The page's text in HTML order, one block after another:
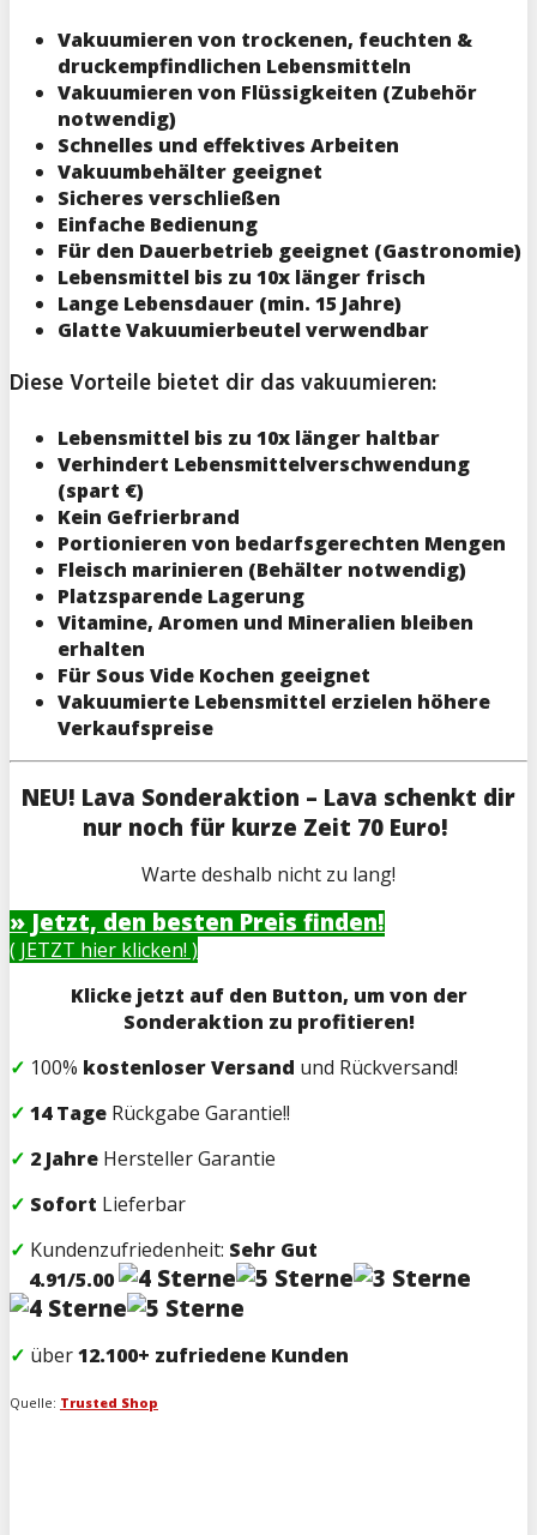
Vakuumieren von trockenen, feuchten &
druckempfindlichen Lebensmitteln
Vakuumieren von Flüssigkeiten (Zubehör
notwendig)
Schnelles und effektives Arbeiten
Vakuumbehälter geeignet
Sicheres verschließen
Einfache Bedienung
Für den Dauerbetrieb geeignet (Gastronomie)
Lebensmittel bis zu 10x länger frisch
Lange Lebensdauer (min. 15 Jahre)
Glatte Vakuumierbeutel verwendbar
Diese Vorteile bietet dir das vakuumieren:
Lebensmittel bis zu 10x länger haltbar
Verhindert Lebensmittelverschwendung
(spart €)
Kein Gefrierbrand
Portionieren von bedarfsgerechten Mengen
Fleisch marinieren (Behälter notwendig)
Platzsparende Lagerung
Vitamine, Aromen und Mineralien bleiben
erhalten
Für Sous Vide Kochen geeignet
Vakuumierte Lebensmittel erzielen höhere
Verkaufspreise
NEU! Lava Sonderaktion – Lava schenkt dir
nur noch für kurze Zeit 70 Euro!
Warte deshalb nicht zu lang!
» Jetzt, den besten Preis finden!
( JETZT hier klicken! )
Klicke jetzt auf den Button, um von der
Sonderaktion zu profitieren!
✓ 100% kostenloser Versand und Rückversand!
✓ 14 Tage Rückgabe Garantie!!
✓ 2 Jahre Hersteller Garantie
✓ Sofort Lieferbar
✓ Kundenzufriedenheit: Sehr Gut
4.91/5.00
✓ über12.100+ zufriedene Kunden
Quelle: Trusted Shop